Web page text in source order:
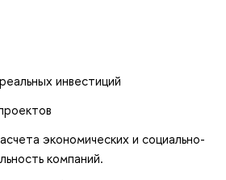
инвестиций
экономических и социально-
компаний.